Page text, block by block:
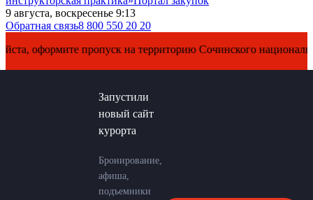
9 августа, воскресенье 9:13
Обратная связь8 800 550 20 20
пропуск на территорию Сочинского национального
Запустили
новый сайт
курорта
Бронирование,
афиша,
подъемники